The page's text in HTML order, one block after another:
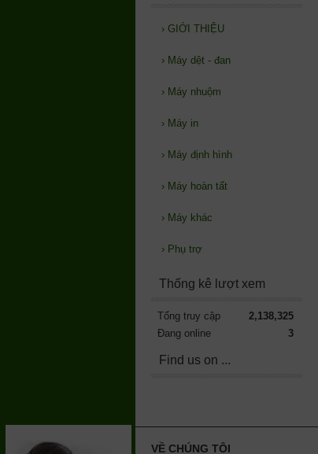
› GIỚI THIỆU
› Máy dệt - đan
› Máy nhuộm
› Máy in
› Máy định hình
› Máy hoàn tất
› Máy khác
› Phụ trợ
Thống kê lượt xem
Tổng truy cập
2,138,325
Đang online
3
Find us on ...
VỀ CHÚNG TÔI